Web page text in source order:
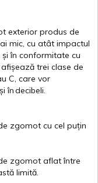
exterior produs de
mic, cu atât impactul
și în conformitate cu
afișează trei clase de
C, care vor
și îndecibeli.
zgomot cu cel puțin
zgomot aflat între
limită.